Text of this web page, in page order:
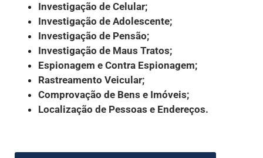
Investigação de Celular;
Investigação de Adolescente;
Investigação de Pensão;
Investigação de Maus Tratos;
Espionagem e Contra Espionagem;
Rastreamento Veicular;
Comprovação de Bens e Imóveis;
Localização de Pessoas e Endereços.